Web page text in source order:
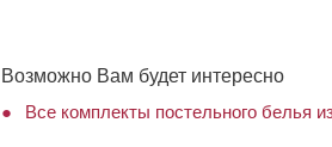
Возможно Вам будет интересно
Все комплекты постельного белья